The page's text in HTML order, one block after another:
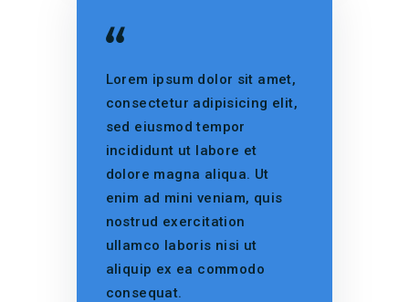
Lorem ipsum dolor sit amet,
consectetur adipisicing elit,
sed eiusmod tempor
incididunt ut labore et
dolore magna aliqua. Ut
enim ad mini veniam, quis
nostrud exercitation
ullamco laboris nisi ut
aliquip ex ea commodo
consequat.